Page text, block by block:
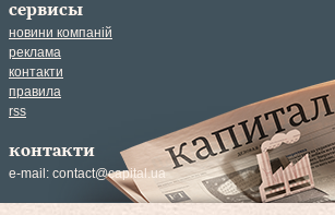
сервисы
новини компаній
реклама
контакти
правила
rss
контакти
e-mail: contact@capital.ua